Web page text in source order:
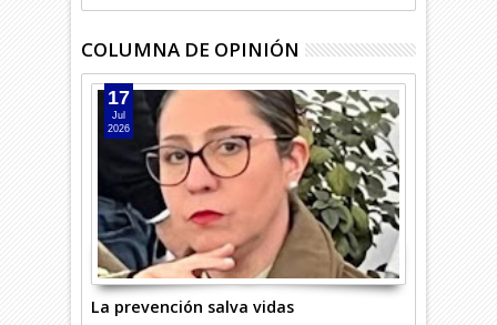
COLUMNA DE OPINIÓN
La prevención salva vidas
17
Jul
2026